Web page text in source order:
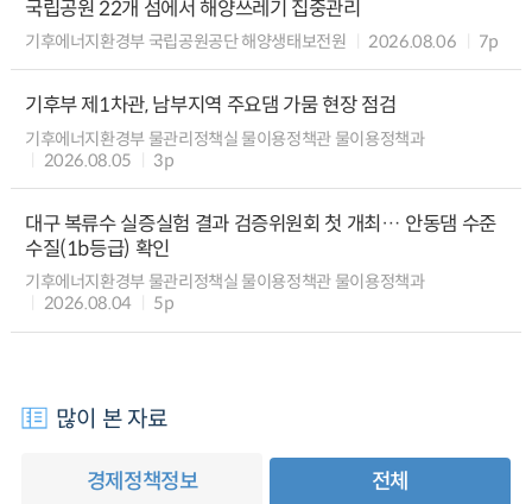
국립공원 22개 섬에서 해양쓰레기 집중관리
기후에너지환경부 국립공원공단 해양생태보전원 2026.08.06 7p
기후부 제1차관, 남부지역 주요댐 가뭄 현장 점검
기후에너지환경부 물관리정책실 물이용정책관 물이용정책과
2026.08.05
3p
대구 복류수 실증실험 결과 검증위원회 첫 개최… 안동댐 수준
수질(1b등급) 확인
기후에너지환경부 물관리정책실 물이용정책관 물이용정책과
2026.08.04
5p
많이 본 자료
경제정책정보 전체